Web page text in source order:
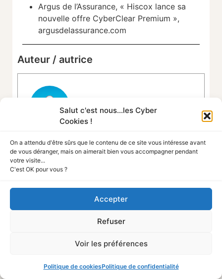
Salut c'est nous...les Cyber
Cookies !
On a attendu d'être sûrs que le contenu de ce site vous intéresse avant
de vous déranger, mais on aimerait bien vous accompagner pendant
votre visite...
C'est OK pour vous ?
Accepter
Refuser
Voir les préférences
Politique de cookiesPolitique de confidentialité
Argus de l’Assurance, « Hiscox lance sa
nouvelle offre CyberClear Premium »,
argusdelassurance.com
Auteur / autrice
Expert en cybersécurité grand public
Voir toutes les publications
transformation digitale industrielle